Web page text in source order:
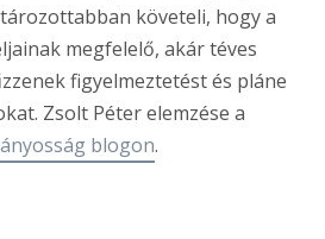
követeli, hogy a
megfelelő, akár téves
figyelmeztetést és pláne
Zsolt Péter elemzése a
blogon.